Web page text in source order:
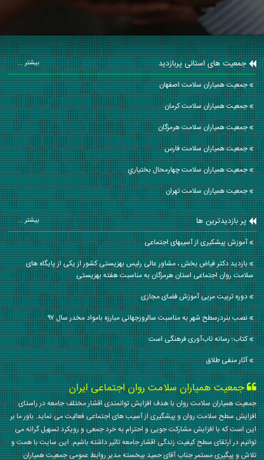
جمعیت های استانی پربازدید بیشتر ...
جمعیت همیاران سلامت اصفهان
جمعیت همیاران سلامت كرمان
جمعیت همیاران سلامت هرمزگان
جمعیت همیاران سلامت فارس
جمعیت همیاران سلامت چهارمحال بختياري
جمعیت همیاران سلامت تهران
پر بازدیدترین ها بیشتر ...
آموزش پیشکیری از آسیبهای اجتماعی
بازدید دکتر فیاض بخش ، مشاور عالی رئیس بهزیستی کشور از یکی از پایگاه های
سلامت روان اجتماعی استان هرمزگان به مناسبت هفته بهزیستی
دوره تربیت مربی آموزش فضای مجازی
نصب بنردرسطح شهر به مناسبت سالروزجهانی مبارزه بامواد مخدر سال ۹۷
کتاب؛ رسانه تاب‌آوری فرهنگی است
آثار منفی طلاق
جمعیت همیاران سلامت روان اجتماعی ایران
جمعیت همیاران سلامت روان با هدف افزایش توانمندی اقشار مختلف جامعه در راستای
افزایش سطح سلامت روان و پیشگیری از آسیب های اجتماعی فعالیت می نماید. باور ما بر
این است که با افزایش مشارکت جویی و احترام به خرد جمعی و رویکرد تسهیل گرانه می
توانیم در ارتقای سطح کیفیت زندگی اقشار جامعه تاثیر داشته باشیم. این سایت با همت و
تلاش و پیگیری مستمر جناب آقای حمید بیخسته مدیر روابط عمومی جمعیت همیاران